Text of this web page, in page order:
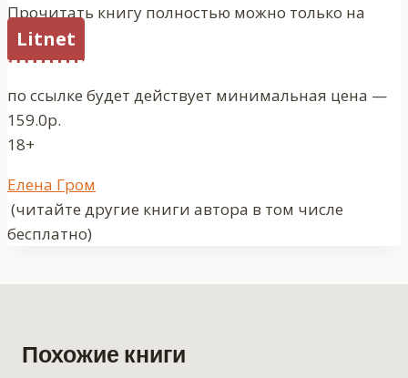
Прочитать книгу полностью можно только на
Litnet
по ссылке будет действует минимальная цена —
159.0р.
18+
Метки
записи:
Елена Гром
(читайте другие книги автора в том числе
бесплатно)
Похожие книги